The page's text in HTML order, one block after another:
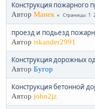
Конструкция пожарного
Автор Манек Страницы 1
проезд и подьезд
Автор iskander2991
Конструкция дорожных
Автор Бугор
Конструкция бетонной
Автор john2jz